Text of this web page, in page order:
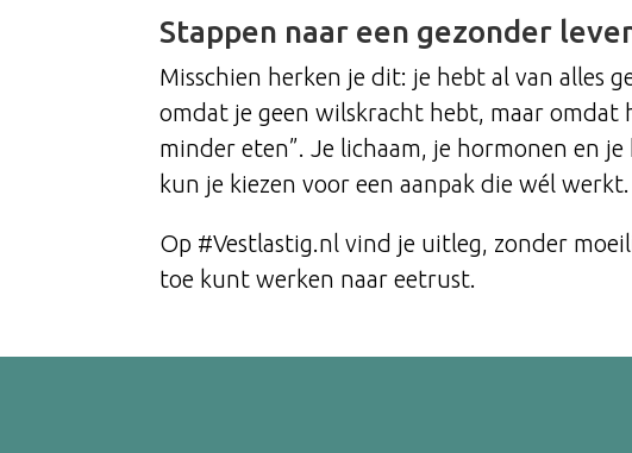
Stappen naar een gezonder
Misschien herken je dit: je hebt al van alles
omdat je geen wilskracht hebt, maar omdat
minder eten”. Je lichaam, je hormonen en
kun je kiezen voor een aanpak die wél werkt.
Op #Vestlastig.nl vind je uitleg, zonder
toe kunt werken naar eetrust.